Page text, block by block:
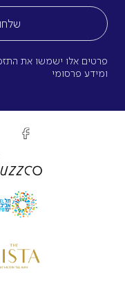
פרטים אלו ישמשו את
ומידע פרסומי